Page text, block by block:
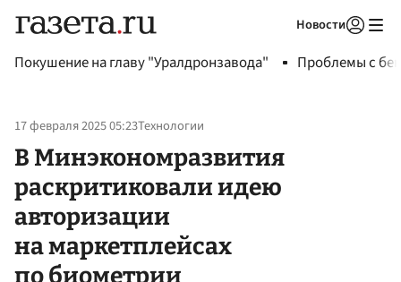
Новости
Покушение на главу "Уралдронзавода" Проблемы с
17 февраля 2025 05:23Технологии
В Минэкономразвития
раскритиковали идею
авторизации
на маркетплейсах
по биометрии